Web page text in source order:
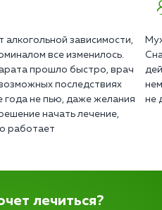
алкогольной зависимости,
все изменилось.
прошло быстро, врач
последствиях
года не пью, даже желания
начать лечение,
работает
не
лечиться?